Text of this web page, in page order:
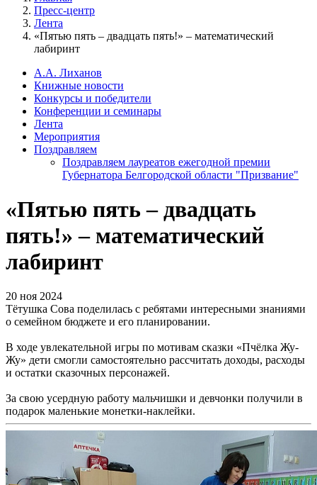
Пресс-центр
Лента
«Пятью пять – двадцать пять!» – математический
лабиринт
А.А. Лиханов
Книжные новости
Конкурсы и победители
Конференции и семинары
Лента
Мероприятия
Поздравляем
Поздравляем лауреатов ежегодной премии
Губернатора Белгородской области "Призвание"
«Пятью пять – двадцать
пять!» – математический
лабиринт
20 ноя 2024
Тётушка Сова поделилась с ребятами интересными знаниями
о семейном бюджете и его планировании.
В ходе увлекательной игры по мотивам сказки «Пчёлка Жу-
Жу» дети смогли самостоятельно рассчитать доходы, расходы
и остатки сказочных персонажей.
За свою усердную работу мальчишки и девчонки получили в
подарок маленькие монетки-наклейки.